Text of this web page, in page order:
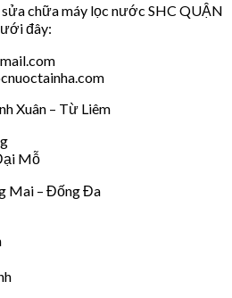
chữa máy lọc nước SHC QUẬN
đây:
Xuân – Từ Liêm
Mỗ
Mai – Đống Đa